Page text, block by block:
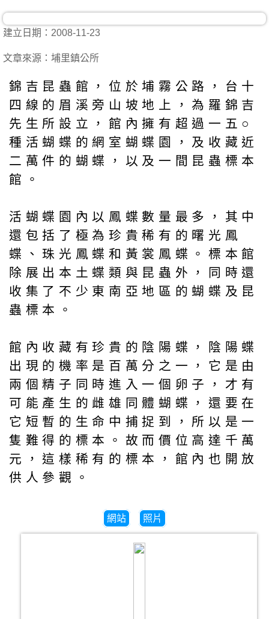
建立日期：2008-11-23
文章來源：埔里鎮公所
錦吉昆蟲館，位於埔霧公路，台十
四線的眉溪旁山坡地上，為羅錦吉
先生所設立，館內擁有超過一五○
種活蝴蝶的網室蝴蝶園，及收藏近
二萬件的蝴蝶，以及一間昆蟲標本
館。
活蝴蝶園內以鳳蝶數量最多，其中
還包括了極為珍貴稀有的曙光鳳
蝶、珠光鳳蝶和黃裳鳳蝶。標本館
除展出本土蝶類與昆蟲外，同時還
收集了不少東南亞地區的蝴蝶及昆
蟲標本。
館內收藏有珍貴的陰陽蝶，陰陽蝶
出現的機率是百萬分之一，它是由
兩個精子同時進入一個卵子，才有
可能產生的雌雄同體蝴蝶，還要在
它短暫的生命中捕捉到，所以是一
隻難得的標本。故而價位高達千萬
元，這樣稀有的標本，館內也開放
供人參觀。
網站 照片